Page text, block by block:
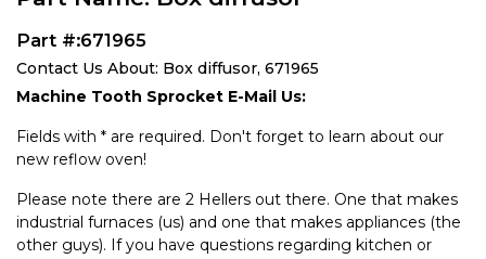
Part #:671965
Contact Us About: Box diffusor, 671965
Machine Tooth Sprocket E-Mail Us:
Fields with * are required. Don't forget to learn about our
new reflow oven!
Please note there are 2 Hellers out there. One that makes
industrial furnaces (us) and one that makes appliances (the
other guys). If you have questions regarding kitchen or